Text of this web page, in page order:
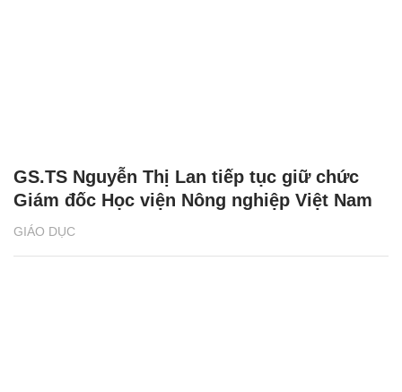
GIÁO DỤC
GS.TS Nguyễn Thị Lan tiếp tục giữ chức
Giám đốc Học viện Nông nghiệp Việt Nam